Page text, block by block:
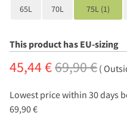
65L 70L 75L (1)
This product has EU-sizing
45,44 €69,90 € (
Lowest price within 30 days
69,90 €